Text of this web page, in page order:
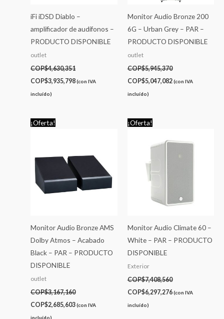
iFi iDSD Diablo –
amplificador de audífonos –
PRODUCTO DISPONIBLE
outlet
COP$4,630,351
COP$3,935,798(con IVA
incluído)
Monitor Audio Bronze 200
6G – Urban Grey – PAR –
PRODUCTO DISPONIBLE
outlet
COP$5,945,370
COP$5,047,082 (con IVA
incluído)
¡Oferta!
Monitor Audio Bronze AMS
Dolby Atmos – Acabado
Black – PAR – PRODUCTO
DISPONIBLE
outlet
COP$3,167,160
El
precio
COP$2,685,603(con IVA
incluído)
¡Oferta!
Monitor Audio Climate 60 –
White – PAR – PRODUCTO
DISPONIBLE
Exterior
COP$7,408,560
El
precio
COP$6,297,276
es:
(con IVA
incluído)